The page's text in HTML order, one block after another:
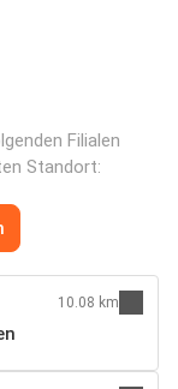
Filialen
Standort:
10.08 km